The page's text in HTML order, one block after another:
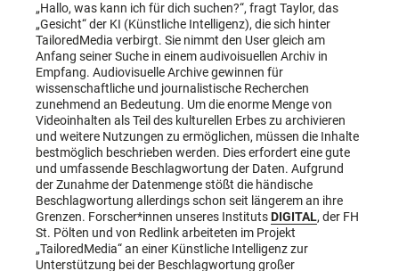
„Hallo, was kann ich für dich suchen?“, fragt Taylor, das
„Gesicht“ der KI (Künstliche Intelligenz), die sich hinter
TailoredMedia verbirgt. Sie nimmt den User gleich am
Anfang seiner Suche in einem audivoisuellen Archiv in
Empfang. Audiovisuelle Archive gewinnen für
wissenschaftliche und journalistische Recherchen
zunehmend an Bedeutung. Um die enorme Menge von
Videoinhalten als Teil des kulturellen Erbes zu archivieren
und weitere Nutzungen zu ermöglichen, müssen die Inhalte
bestmöglich beschrieben werden. Dies erfordert eine gute
und umfassende Beschlagwortung der Daten. Aufgrund
der Zunahme der Datenmenge stößt die händische
Beschlagwortung allerdings schon seit längerem an ihre
Grenzen. Forscher*innen unseres InstitutsDIGITAL, der FH
St. Pölten und von Redlink arbeiteten im Projekt
„TailoredMedia“ an einer Künstliche Intelligenz zur
Unterstützung bei der Beschlagwortung großer